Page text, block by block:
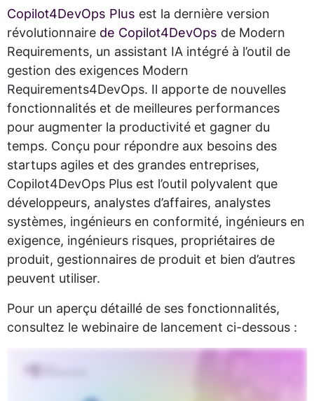
Copilot4DevOps Plus est la dernière version
révolutionnaire de Copilot4DevOps de Modern
Requirements, un assistant IA intégré à l’outil de
gestion des exigences Modern
Requirements4DevOps. Il apporte de nouvelles
fonctionnalités et de meilleures performances
pour augmenter la productivité et gagner du
temps. Conçu pour répondre aux besoins des
startups agiles et des grandes entreprises,
Copilot4DevOps Plus est l’outil polyvalent que
développeurs, analystes d’affaires, analystes
systèmes, ingénieurs en conformité, ingénieurs en
exigence, ingénieurs risques, propriétaires de
produit, gestionnaires de produit et bien d’autres
peuvent utiliser.
Pour un aperçu détaillé de ses fonctionnalités,
consultez le webinaire de lancement ci-dessous :